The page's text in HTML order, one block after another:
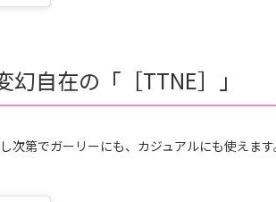
自在の「［TTNE］」
次第でガーリーにも、カジュアルにも使えま